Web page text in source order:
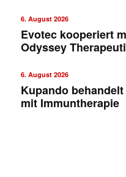
6. August 2026
Evotec kooperiert
Odyssey
6. August 2026
Kupando
mit Immuntherapie